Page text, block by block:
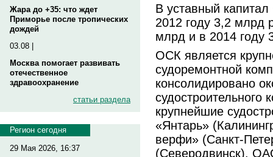
Жара до +35: что ждет
Приморье после тропических
дождей
03.08 |
Москва помогает развивать
отечественное
здравоохранение
статьи раздела
Регион сегодня
29 Мая 2026, 16:37
В уставный
2012 году 3,2 млрд
млрд и в 2014 году
ОСК является
судоремонтной
консолидировано
судостроительного
крупнейшие
«Янтарь»
верфи» (Санкт-
(Северодвинск),